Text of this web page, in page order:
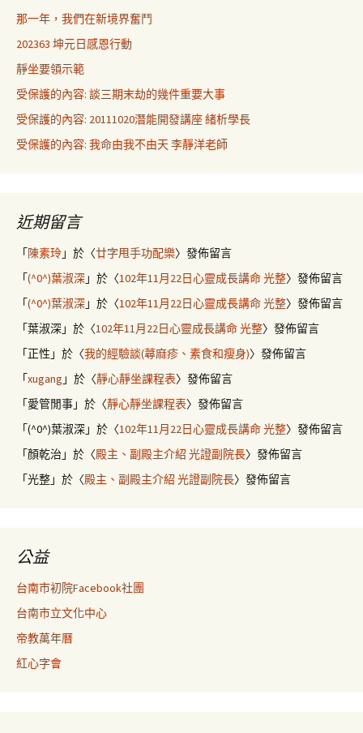
那一年，我們在新境界奮鬥
202363 坤元日感恩行動
靜坐要領示範
受保護的內容: 談三期末劫的幾件重要大事
受保護的內容: 20111020潛能開發講座 緒析學長
受保護的內容: 我命由我不由天 李靜洋老師
近期留言
「陳素玲」於〈廿字甩手功配樂〉發佈留言
「(^0^)葉淑深」於〈102年11月22日心靈成長講命 光整〉發佈留言
「(^0^)葉淑深」於〈102年11月22日心靈成長講命 光整〉發佈留言
「葉淑深」於〈102年11月22日心靈成長講命 光整〉發佈留言
「正性 」於〈我的經驗談(蕁麻疹、素食和瘦身)〉發佈留言
「xugang 」於〈靜心靜坐課程表〉發佈留言
「愛管閒事」於〈靜心靜坐課程表〉發佈留言
「(^0^)葉淑深」於〈102年11月22日心靈成長講命 光整〉發佈留言
「顏乾治 」於〈殿主、副殿主介紹 光證副院長〉發佈留言
「光整」於〈殿主、副殿主介紹 光證副院長〉發佈留言
公益
台南市初院Facebook社團
台南市立文化中心
帝教萬年曆
紅心字會